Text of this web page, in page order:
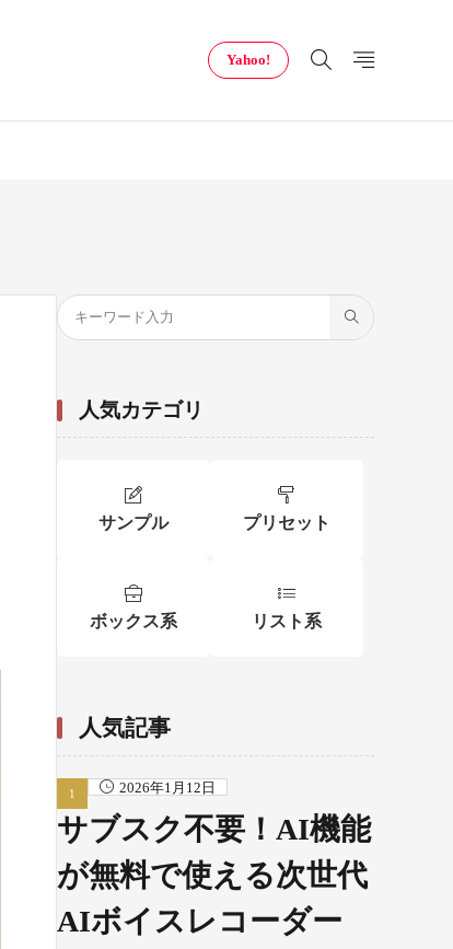
Yahoo!
人気カテゴリ
サンプル プリセット
ボックス系 リスト系
人気記事
2026年1月12日
サブスク不要！AI機能
が無料で使える次世代
AIボイスレコーダー